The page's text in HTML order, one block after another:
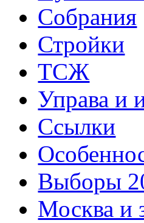
Собрания
Стройки
ТСЖ
Управа и
Ссылки
Выборы
Москва и